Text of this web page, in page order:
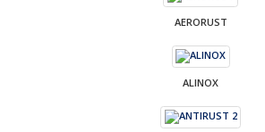
AERORUST
ALINOX